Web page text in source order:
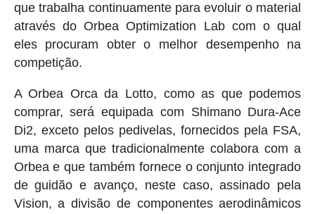
que trabalha continuamente para evoluir o material
através do Orbea Optimization Lab com o qual
eles procuram obter o melhor desempenho na
competição.
A Orbea Orca da Lotto, como as que podemos
comprar, será equipada com Shimano Dura-Ace
Di2, exceto pelos pedivelas, fornecidos pela FSA,
uma marca que tradicionalmente colabora com a
Orbea e que também fornece o conjunto integrado
de guidão e avanço, neste caso, assinado pela
Vision, a divisão de componentes aerodinâmicos